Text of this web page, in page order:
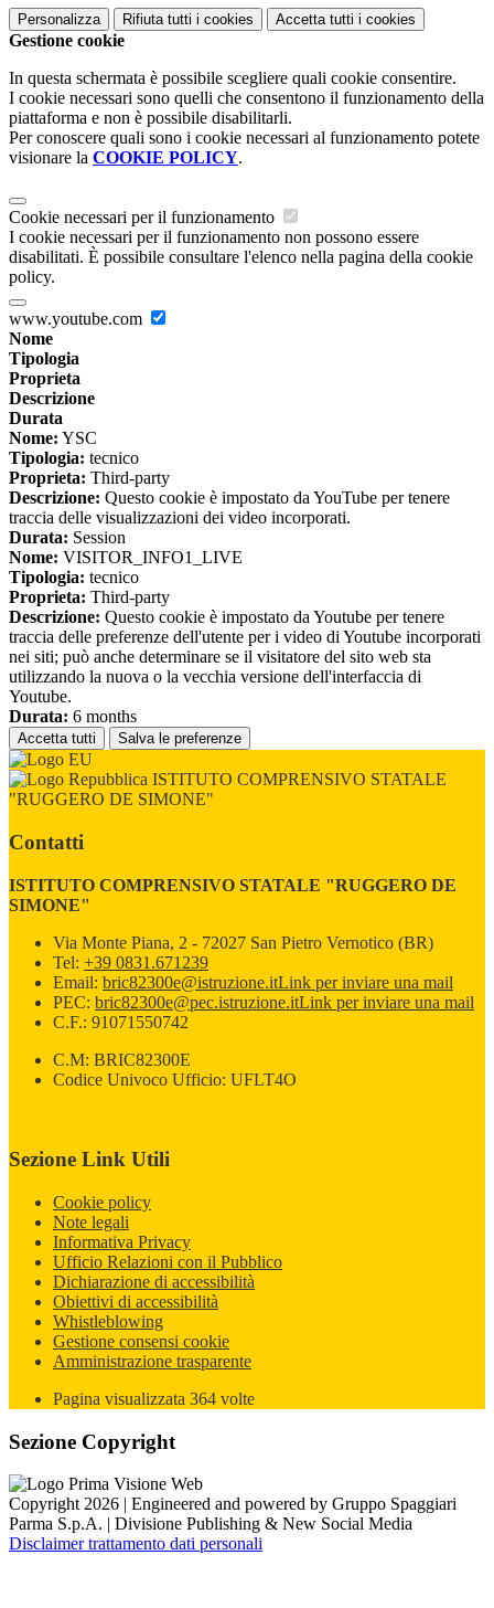
Personalizza Rifiuta tutti i cookies Accetta tutti i cookies
Gestione cookie
In questa schermata è possibile scegliere quali cookie consentire.
I cookie necessari sono quelli che consentono il funzionamento della
piattaforma e non è possibile disabilitarli.
Per conoscere quali sono i cookie necessari al funzionamento potete
visionare la COOKIE POLICY.
Cookie necessari per il funzionamento
I cookie necessari per il funzionamento non possono essere
disabilitati. È possibile consultare l'elenco nella pagina della cookie
policy.
www.youtube.com
Nome
Tipologia
Proprieta
Descrizione
Durata
Nome: YSC
Tipologia: tecnico
Proprieta: Third-party
Descrizione: Questo cookie è impostato da YouTube per tenere
traccia delle visualizzazioni dei video incorporati.
Durata: Session
Nome: VISITOR_INFO1_LIVE
Tipologia: tecnico
Proprieta: Third-party
Descrizione: Questo cookie è impostato da Youtube per tenere
traccia delle preferenze dell'utente per i video di Youtube incorporati
nei siti; può anche determinare se il visitatore del sito web sta
utilizzando la nuova o la vecchia versione dell'interfaccia di
Youtube.
Durata: 6 months
Accetta tutti Salva le preferenze
ISTITUTO COMPRENSIVO STATALE
"RUGGERO DE SIMONE"
Contatti
ISTITUTO COMPRENSIVO STATALE "RUGGERO DE
SIMONE"
Via Monte Piana, 2 - 72027 San Pietro Vernotico (BR)
Tel: +39 0831.671239
Email: bric82300e@istruzione.itLink per inviare una mail
PEC: bric82300e@pec.istruzione.itLink per inviare una mail
C.F.: 91071550742
C.M: BRIC82300E
Codice Univoco Ufficio: UFLT4O
Sezione Link Utili
Cookie policy
Note legali
Informativa Privacy
Ufficio Relazioni con il Pubblico
Dichiarazione di accessibilità
Obiettivi di accessibilità
Whistleblowing
Gestione consensi cookie
Amministrazione trasparente
Pagina visualizzata 364 volte
Sezione Copyright
Copyright 2026 | Engineered and powered by Gruppo Spaggiari
Parma S.p.A. | Divisione Publishing & New Social Media
Disclaimer trattamento dati personali